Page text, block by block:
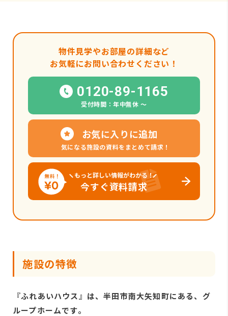
物件見学やお部屋の詳細など
お気軽にお問い合わせください！
0120-89-1165
受付時間：年中無休 〜
お気に入りに追加
気になる施設の資料をまとめて請求！
もっと詳しい情報がわかる！
今すぐ資料請求
施設の特徴
『ふれあいハウス』は、半田市南大矢知町にある、グ
ループホームです。